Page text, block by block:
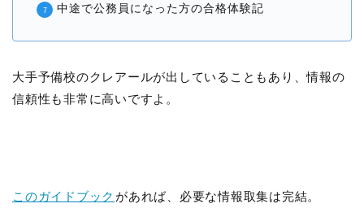
中途で公務員になった方の合格体験記
大手予備校のクレアールが出していることもあり、情報の
信頼性も非常に高いですよ。
このガイドブック があれば、必要な情報取集は完結。